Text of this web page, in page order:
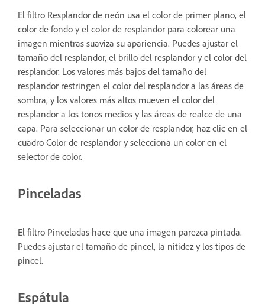
El filtro Resplandor de neón usa el color de primer plano, el
color de fondo y el color de resplandor para colorear una
imagen mientras suaviza su apariencia. Puedes ajustar el
tamaño del resplandor, el brillo del resplandor y el color del
resplandor. Los valores más bajos del tamaño del
resplandor restringen el color del resplandor a las áreas de
sombra, y los valores más altos mueven el color del
resplandor a los tonos medios y las áreas de realce de una
capa. Para seleccionar un color de resplandor, haz clic en el
cuadro Color de resplandor y selecciona un color en el
selector de color.
Pinceladas
El filtro Pinceladas hace que una imagen parezca pintada.
Puedes ajustar el tamaño de pincel, la nitidez y los tipos de
pincel.
Espátula